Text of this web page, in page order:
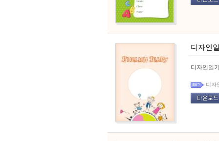
디자인
디자인일
디자